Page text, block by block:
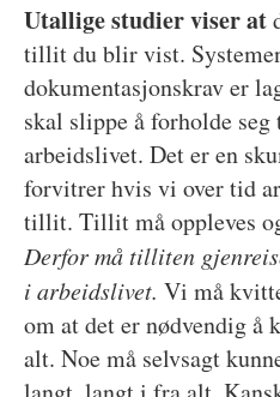
Utallige studier viser at
tillit du blir vist.
dokumentasjonskrav er
skal slippe å forholde
arbeidslivet. Det er en
forvitrer hvis vi over tid
tillit. Tillit må oppleves
Derfor må tilliten
i arbeidslivet. Vi må
om at det er nødvendig å
alt. Noe må selvsagt